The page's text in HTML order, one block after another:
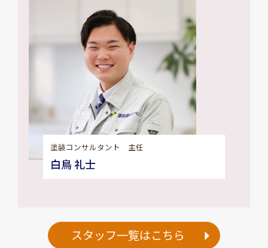
塗装コンサルタント 主任
白鳥 礼士
スタッフ一覧はこちら